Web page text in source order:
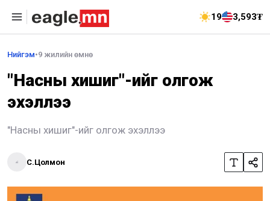
19 3,593₮
Нийгэм•9 жилийн өмнө
"Насны хишиг"-ийг олгож
эхэллээ
"Насны хишиг"-ийг олгож эхэллээ
С.Цолмон